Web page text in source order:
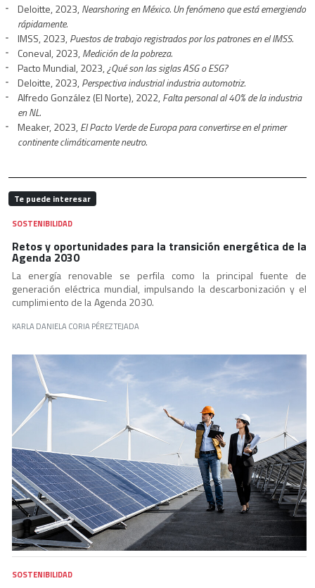
Deloitte, 2023,Nearshoring en México. Un fenómeno que está emergiendo
rápidamente.
IMSS, 2023,Puestos de trabajo registrados por los patrones en el IMSS.
Coneval, 2023,Medición de la pobreza.
Pacto Mundial, 2023,¿Qué son las siglas ASG o ESG?
Deloitte, 2023,Perspectiva industrial industria automotriz.
Alfredo González (El Norte), 2022,Falta personal al 40% de la industria
en NL.
Meaker, 2023,El Pacto Verde de Europa para convertirse en el primer
continente climáticamente neutro.
Te puede interesar
SOSTENIBILIDAD
Retos y oportunidades para la transición energética de la
Agenda 2030
La energía renovable se perfila como la principal fuente de
generación eléctrica mundial, impulsando la descarbonización y el
cumplimiento de la Agenda 2030.
KARLA DANIELA CORIA PÉREZ TEJADA
SOSTENIBILIDAD